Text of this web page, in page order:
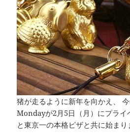
猪が走るように新年を向かえ、
Mondayが2月5日（月）にプライ
と東京一の本格ピザと共に始まり